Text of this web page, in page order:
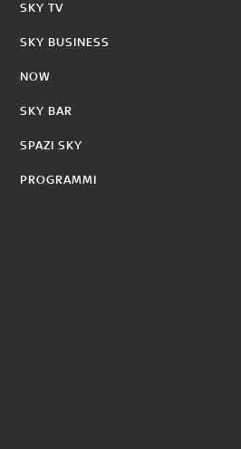
SKY TV
SKY BUSINESS
NOW
SKY BAR
SPAZI SKY
PROGRAMMI